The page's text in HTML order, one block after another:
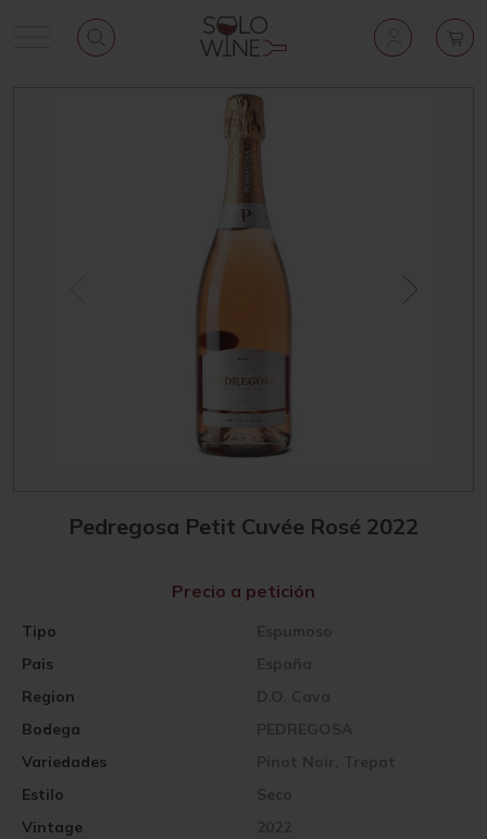
Pedregosa Petit Cuvée Rosé 2022
Pais España
Vintage 2022
Region D.O. Cava
Bodega PEDREGOSA
Variedades Pinot Noir, Trepat
Tipo Espumoso
Estilo Seco
Precio a petición